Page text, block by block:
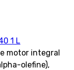
1 L
motor integral
olefine),